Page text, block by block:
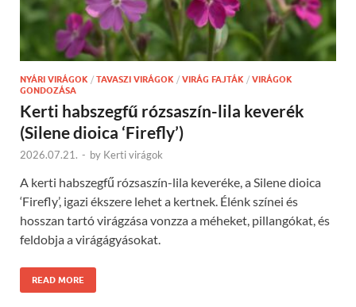
NYÁRI VIRÁGOK / TAVASZI VIRÁGOK / VIRÁG FAJTÁK / VIRÁGOK
GONDOZÁSA
Kerti habszegfű rózsaszín-lila keverék
(Silene dioica ‘Firefly’)
2026.07.21. - by Kerti virágok
A kerti habszegfű rózsaszín-lila keveréke, a Silene dioica
‘Firefly’, igazi ékszere lehet a kertnek. Élénk színei és
hosszan tartó virágzása vonzza a méheket, pillangókat, és
feldobja a virágágyásokat.
READ MORE